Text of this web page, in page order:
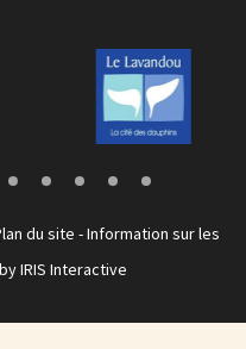
du site -Information sur les
IRIS Interactive